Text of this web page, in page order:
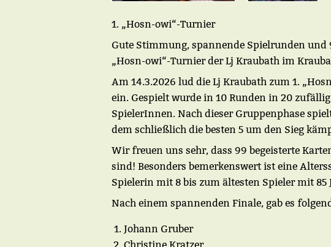
1. „Hosn-owi“-Turnier
Gute Stimmung, spannende Spielrunden und
„Hosn-owi“-Turnier der Lj Kraubath im
Am 14.3.2026 lud die Lj Kraubath zum 1.
ein. Gespielt wurde in 10 Runden in 20
SpielerInnen. Nach dieser Gruppenphase
dem schließlich die besten 5 um den Sieg
Wir freuen uns sehr, dass 99 begeisterte
sind! Besonders bemerkenswert ist eine
Spielerin mit 8 bis zum ältesten Spieler mit 85
Nach einem spannenden Finale, gab es
Johann Gruber
Christine Kratzer